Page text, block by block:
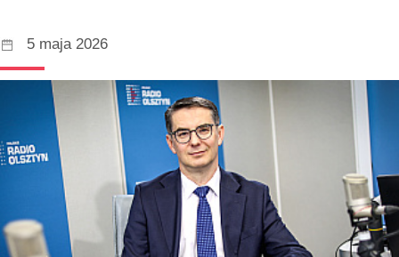
5 maja 2026